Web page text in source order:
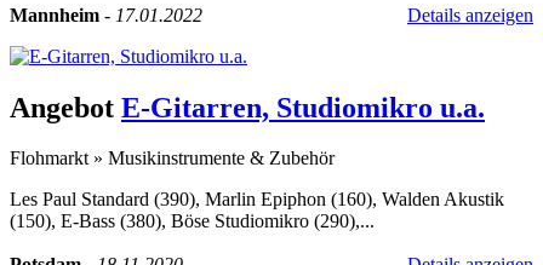
Mannheim - 17.01.2022 Details anzeigen
Angebot E-Gitarren, Studiomikro u.a.
Flohmarkt » Musikinstrumente & Zubehör
Les Paul Standard (390), Marlin Epiphon (160), Walden Akustik
(150), E-Bass (380), Böse Studiomikro (290),...